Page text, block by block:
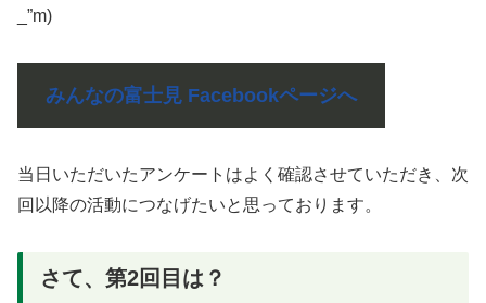
_”m)
みんなの富士見 Facebookページへ
当日いただいたアンケートはよく確認させていただき、次
回以降の活動につなげたいと思っております。
さて、第2回目は？